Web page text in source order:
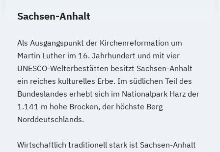
Sachsen-Anhalt
Als Ausgangspunkt der Kirchenreformation um
Martin Luther im 16. Jahrhundert und mit vier
UNESCO-Welterbestätten besitzt Sachsen-Anhalt
ein reiches kulturelles Erbe. Im südlichen Teil des
Bundeslandes erhebt sich im Nationalpark Harz der
1.141 m hohe Brocken, der höchste Berg
Norddeutschlands.
Wirtschaftlich traditionell stark ist Sachsen-Anhalt